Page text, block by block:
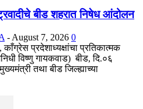
बीड शहरात निषेध आंदोलन
- August 7, 2026 0
प्रदेशाध्यक्षांचा प्रतिकात्मक
विष्णु गायकवाड) बीड, दि.०६
तथा बीड जिल्ह्याच्या